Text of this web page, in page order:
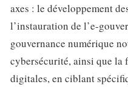
axes : le développement
l’instauration de l’e-
gouvernance numérique
cybersécurité, ainsi que la
digitales, en ciblant